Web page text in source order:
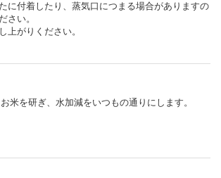
に付着したり、蒸気口につまる場合がありますの
さい。
上がりください。
お米を研ぎ、水加減をいつもの通りにします。